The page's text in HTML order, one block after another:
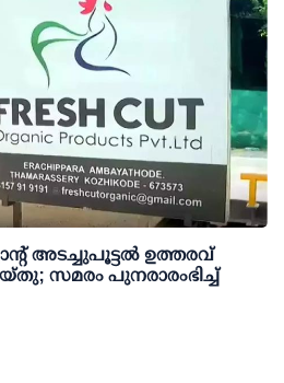
അടച്ചുപൂട്ടൽ ഉത്തരവ്
സമരം പുനരാരംഭിച്ച്